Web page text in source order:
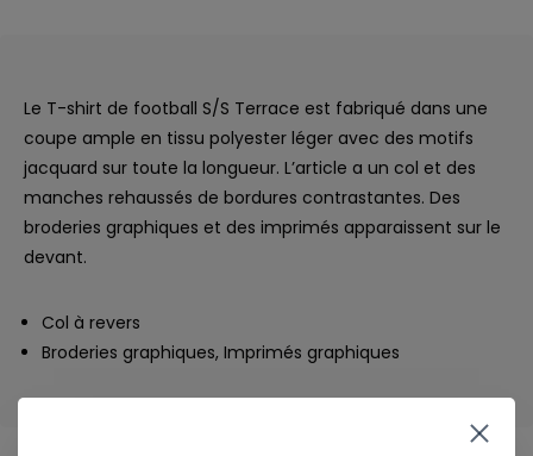
Le T-shirt de football S/S Terrace est fabriqué dans une
coupe ample en tissu polyester léger avec des motifs
jacquard sur toute la longueur. L’article a un col et des
manches rehaussés de bordures contrastantes. Des
broderies graphiques et des imprimés apparaissent sur le
devant.
Col à revers
Broderies graphiques, Imprimés graphiques